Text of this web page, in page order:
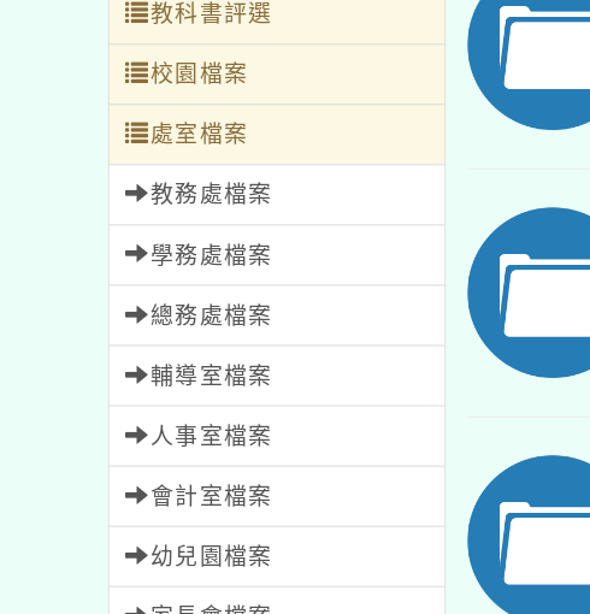
教科書評選
校園檔案
處室檔案
教務處檔案
學務處檔案
總務處檔案
輔導室檔案
人事室檔案
會計室檔案
幼兒園檔案